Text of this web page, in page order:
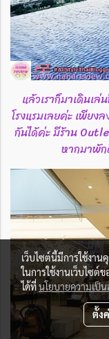
แล้วเราก็มาเดินเล่
โรงแรมเลยค่ะ เพีย
กันได้ค่ะ มีร้าน
หากมาพั
เว็บไซต์นี้มีการใช้งา
ในการใช้งานเว็บไซต์
ได้ที่นโยบายความเป็
ตั้ง